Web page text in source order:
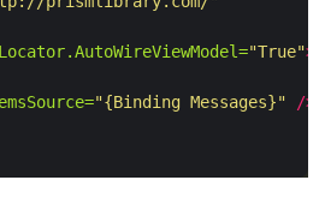
"True">
"{Binding Messages}"
/>